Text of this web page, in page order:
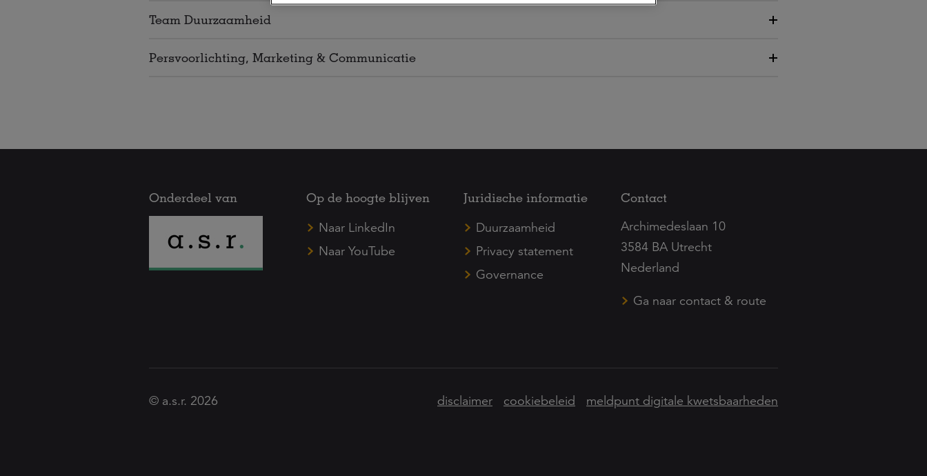
Team Duurzaamheid
Persvoorlichting, Marketing & Communicatie
Onderdeel van
Op de hoogte blijven
Naar LinkedIn
Naar YouTube
Juridische informatie
Duurzaamheid
Privacy statement
Governance
Contact
Archimedeslaan 10
3584 BA Utrecht
Nederland
Ga naar contact & route
© a.s.r. 2026 disclaimer cookiebeleid meldpunt digitale kwetsbaarheden